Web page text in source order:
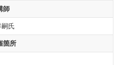
師
氏
箇所